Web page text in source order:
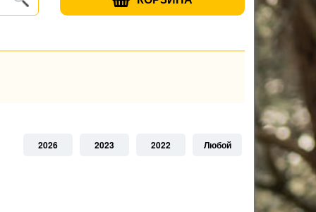
2026 2023 2022 Любой